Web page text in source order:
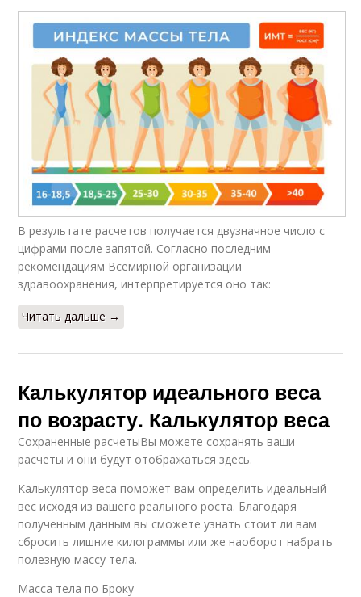
В результате расчетов получается двузначное число с
цифрами после запятой. Согласно последним
рекомендациям Всемирной организации
здравоохранения, интерпретируется оно так:
Читать дальше →
Калькулятор идеального веса
по возрасту. Калькулятор веса
Сохраненные расчетыВы можете сохранять ваши
расчеты и они будут отображаться здесь.
Калькулятор веса поможет вам определить идеальный
вес исходя из вашего реального роста. Благодаря
полученным данным вы сможете узнать стоит ли вам
сбросить лишние килограммы или же наоборот набрать
полезную массу тела.
Масса тела по Броку